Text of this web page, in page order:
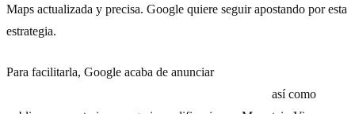
Maps actualizada y precisa. Google quiere seguir apostando por esta
estrategia.
Para facilitarla, Google acaba de anunciarnuevas utilidades con las
así como